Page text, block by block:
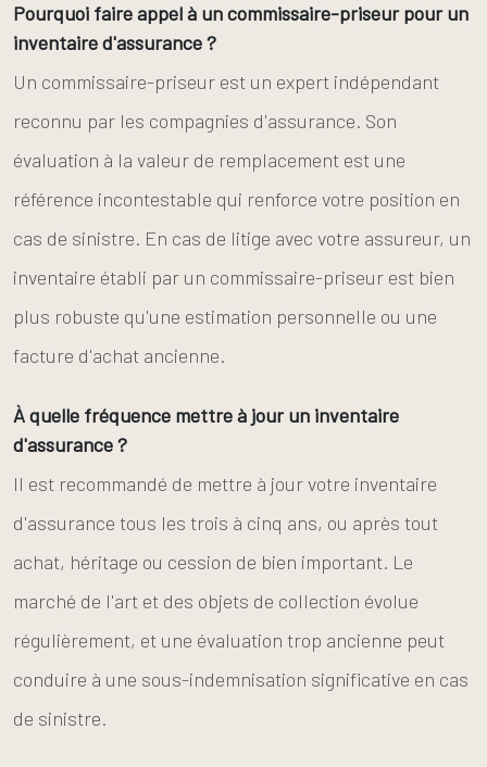
Pourquoi faire appel à un commissaire-priseur pour un
inventaire d'assurance ?
Un commissaire-priseur est un expert indépendant
reconnu par les compagnies d'assurance. Son
évaluation à la valeur de remplacement est une
référence incontestable qui renforce votre position en
cas de sinistre. En cas de litige avec votre assureur, un
inventaire établi par un commissaire-priseur est bien
plus robuste qu'une estimation personnelle ou une
facture d'achat ancienne.
À quelle fréquence mettre à jour un inventaire
d'assurance ?
Il est recommandé de mettre à jour votre inventaire
d'assurance tous les trois à cinq ans, ou après tout
achat, héritage ou cession de bien important. Le
marché de l'art et des objets de collection évolue
régulièrement, et une évaluation trop ancienne peut
conduire à une sous-indemnisation significative en cas
de sinistre.